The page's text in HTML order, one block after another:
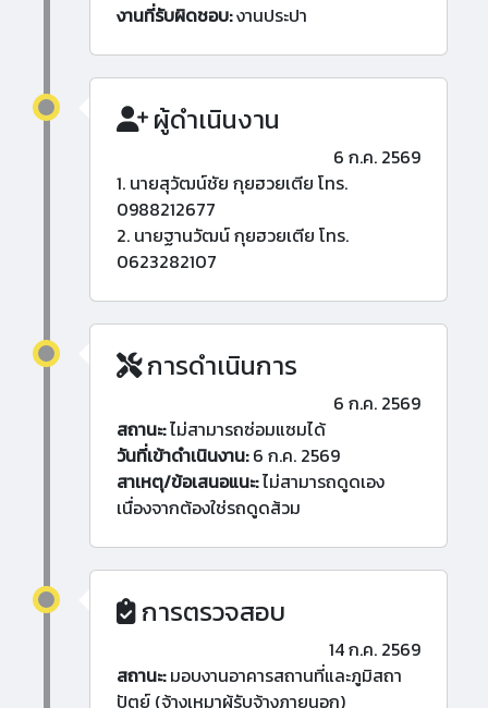
งานที่รับผิดชอบ:งานประปา
ผู้ดำเนินงาน
6 ก.ค. 2569
1. นายสุวัฒน์ชัย กุยฮวยเตีย โทร.
0988212677
2. นายฐานวัฒน์ กุยฮวยเตีย โทร.
0623282107
การดำเนินการ
6 ก.ค. 2569
สถานะ:ไม่สามารถซ่อมแซมได้
วันที่เข้าดำเนินงาน:6 ก.ค. 2569
สาเหตุ/ข้อเสนอแนะ:ไม่สามารถดูดเอง
เนื่องจากต้องใช่รถดูดส้วม
การตรวจสอบ
14 ก.ค. 2569
สถานะ:มอบงานอาคารสถานที่และภูมิสถา
ปัตย์ (จ้างเหมาผู้รับจ้างภายนอก)